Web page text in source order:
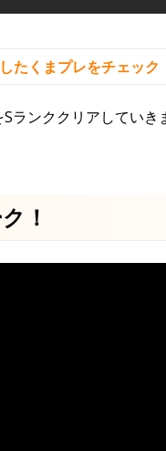
たくまプレをチェック
ランククリアしてい
！